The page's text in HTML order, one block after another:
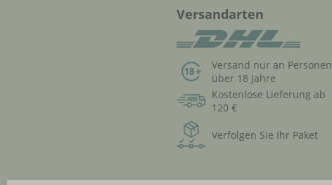
Versandarten
Versand nur an Personen
über 18 Jahre
Kostenlose Lieferung ab
120 €
Verfolgen Sie Ihr Paket